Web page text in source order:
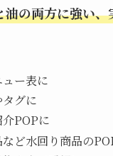
油の両方に強い
ー表に
グに
POPに
ど水回り商品の